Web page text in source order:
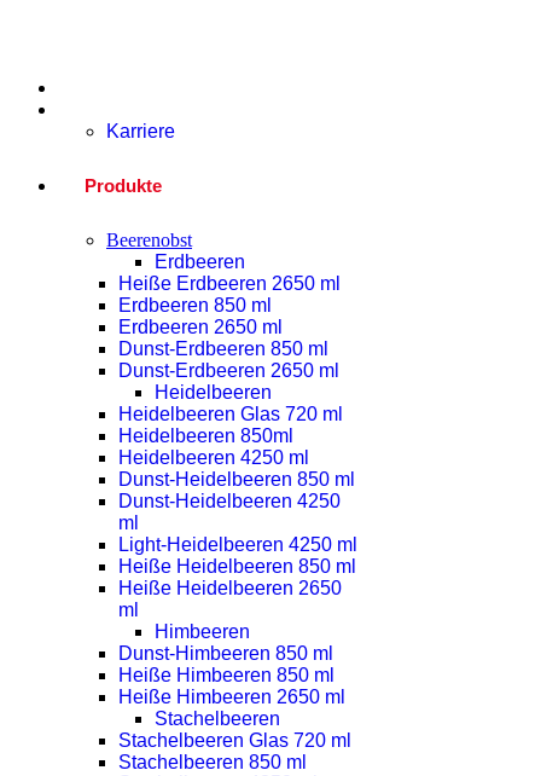
Karriere
Produkte
Beerenobst
Erdbeeren
Heiße Erdbeeren 2650 ml
Erdbeeren 850 ml
Erdbeeren 2650 ml
Dunst-Erdbeeren 850 ml
Dunst-Erdbeeren 2650 ml
Heidelbeeren
Heidelbeeren Glas 720 ml
Heidelbeeren 850ml
Heidelbeeren 4250 ml
Dunst-Heidelbeeren 850 ml
Dunst-Heidelbeeren 4250
ml
Light-Heidelbeeren 4250 ml
Heiße Heidelbeeren 850 ml
Heiße Heidelbeeren 2650
ml
Himbeeren
Dunst-Himbeeren 850 ml
Heiße Himbeeren 850 ml
Heiße Himbeeren 2650 ml
Stachelbeeren
Stachelbeeren Glas 720 ml
Stachelbeeren 850 ml